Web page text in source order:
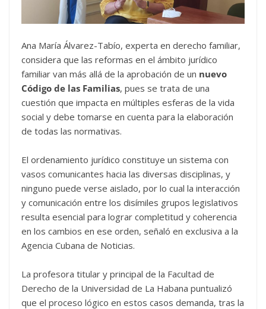
Ana María Álvarez-Tabío, experta en derecho familiar,
considera que las reformas en el ámbito jurídico
familiar van más allá de la aprobación de un nuevo
Código de las Familias, pues se trata de una
cuestión que impacta en múltiples esferas de la vida
social y debe tomarse en cuenta para la elaboración
de todas las normativas.
El ordenamiento jurídico constituye un sistema con
vasos comunicantes hacia las diversas disciplinas, y
ninguno puede verse aislado, por lo cual la interacción
y comunicación entre los disímiles grupos legislativos
resulta esencial para lograr completitud y coherencia
en los cambios en ese orden, señaló en exclusiva a la
Agencia Cubana de Noticias.
La profesora titular y principal de la Facultad de
Derecho de la Universidad de La Habana puntualizó
que el proceso lógico en estos casos demanda, tras la